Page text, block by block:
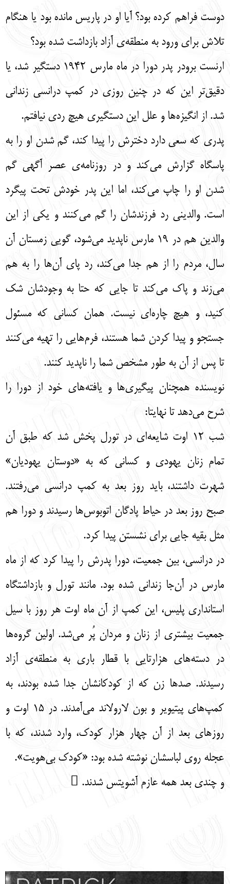
دوست فراهم کرده بود؟ آیا او در پاریس مانده بود یا هنگام
تلاش برای ورود به منطقه‌ی آزاد بازداشت شده بود؟
ارنست برودر پدر دورا در ماه مارس 1942 دستگیر شد، یا
دقیق‌تر این که در چنین روزی در کمپ درانسی زندانی
شد. از انگیزه‌ها و علل این دستگیری هیچ ردی نیافتم.
پدری که سعی دارد دخترش را پیدا کند، گم شدن او را به
پاسگاه گزارش می‌کند و در روزنامه‌ی عصر آگهی گم
شدن او را چاپ می‌کند، اما این پدر خودش تحت پیگرد
است. والدینی رد فرزندشان را گم می‌کنند و یکی از این
والدین هم در 19 مارس ناپدید می‌شود، گویی زمستان آن
سال، مردم را از هم جدا می‌کند، رد پای آن‌ها را به هم
می‌زند و پاک می‌کند تا جایی که حتا به وجودشان شک
کنید، و هیچ چاره‌ای نیست. همان کسانی که مسئول
جستجو و پیدا کردن شما هستند، فرم‌هایی را تهیه می‌کنند
تا پس از آن به طور مشخص شما را ناپدید کنند.
نویسنده همچنان پیگیری‌ها و یافته‌های خود از دورا را
شرح می‌دهد تا نهایتا:
شب 12 اوت شایعه‌ای در تورل پخش شد که طبق آن
تمام زنان یهودی و کسانی که به «دوستان یهودیان»
شهرت داشتند، باید روز بعد به کمپ درانسی می‌رفتند.
صبح روز بعد در حیاط پادگان اتوبوس‌ها رسیدند و دورا هم
مثل بقیه جایی برای نشستن پیدا کرد.
در درانسی، بین جمعیت، دورا پدرش را پیدا کرد که از ماه
مارس در آن‌جا زندانی شده بود. مانند تورل و بازداشتگاه
استانداری پلیس، این کمپ از آن ماه اوت هر روز با سیل
جمعیت بیشتری از زنان و مردان پُر می‌شد. اولین گروه‌ها
در دسته‌های هزارتایی با قطار باری به منطقه‌ی آزاد
رسیدند. صدها زن که از کودکانشان جدا شده بودند، به
کمپ‌های پیتیویر و بون لارولاند می‌آمدند. در 15 اوت و
روزهای بعد از آن چهار هزار کودک، وارد شدند، که با
عجله روی لباسشان نوشته شده بود: «کودک بی‌هویت».
و چندی بعد همه عازم آشویتس شدند. 